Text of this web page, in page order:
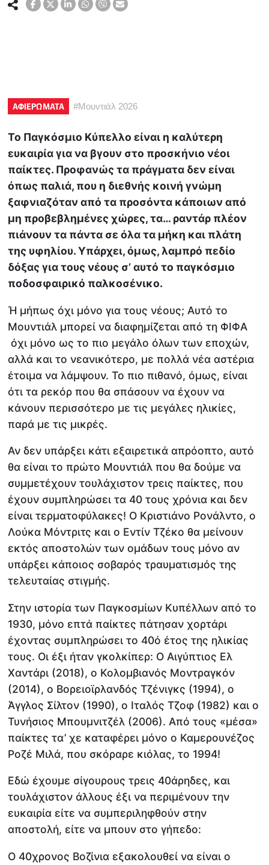
ΑΦΙΕΡΩΜΑΤΑ #Μουντιάλ 2026
Το Παγκόσμιο Κύπελλο είναι η καλύτερη
ευκαιρία για να βγουν στο προσκήνιο νέοι
παίκτες. Προφανώς τα πράγματα δεν είναι
όπως παλιά, που η διεθνής κοινή γνώμη
ξαφνιαζόταν από τα προσόντα κάποιων από
μη προβεβλημένες χώρες, τα… ραντάρ πλέον
πιάνουν τα πάντα σε όλα τα μήκη και πλάτη
της υφηλίου. Υπάρχει, όμως, λαμπρό πεδίο
δόξας για τους νέους σ’ αυτό το παγκόσμιο
ποδοσφαιρικό παλκοσένικο.
Ή μήπως όχι μόνο για τους νέους; Αυτό το
Μουντιάλ μπορεί να διαφημίζεται από τη ΦΙΦΑ
όχι μόνο ως το πιο μεγάλο όλων των εποχών,
αλλά και το νεανικότερο, με πολλά νέα αστέρια
έτοιμα να λάμψουν. Το πιο πιθανό, όμως, είναι
ότι τα ρεκόρ που θα σπάσουν να έχουν να
κάνουν περισσότερο με τις μεγάλες ηλικίες,
παρά με τις μικρές.
Αν δεν υπάρξει κάτι εξαιρετικά απρόοπτο, αυτό
θα είναι το πρώτο Μουντιάλ που θα δούμε να
συμμετέχουν τουλάχιστον τρεις παίκτες, που
έχουν συμπληρώσει τα 40 τους χρόνια και δεν
είναι τερματοφύλακες! Ο Κριστιάνο Ρονάλντο, ο
Λούκα Μόντριτς και ο Εντίν Τζέκο θα μείνουν
εκτός αποστολών των ομάδων τους μόνο αν
υπάρξει κάποιος σοβαρός τραυματισμός της
τελευταίας στιγμής.
Στην ιστορία των Παγκοσμίων Κυπέλλων από το
1930, μόνο επτά παίκτες πάτησαν χορτάρι
έχοντας συμπληρώσει το 40ό έτος της ηλικίας
τους. Οι έξι ήταν γκολκίπερ: Ο Αιγύπτιος Ελ
Χαντάρι (2018), ο Κολομβιανός Μοντραγκόν
(2014), ο Βορειοϊρλανδός Τζένιγκς (1994), ο
Άγγλος Σίλτον (1990), ο Ιταλός Τζοφ (1982) και ο
Τυνήσιος Μπουμνιτζέλ (2006). Από τους «μέσα»
παίκτες τα’ χε καταφέρει μόνο ο Καμερουνέζος
Ροζέ Μιλά, που σκόραρε κιόλας, το 1994!
Εδώ έχουμε σίγουρους τρεις 40άρηδες, και
τουλάχιστον άλλους έξι να περιμένουν την
ευκαιρία είτε να συμπεριληφθούν στην
αποστολή, είτε να μπουν στο γήπεδο:
Ο 40χρονος Βοζίνια εξακολουθεί να είναι ο